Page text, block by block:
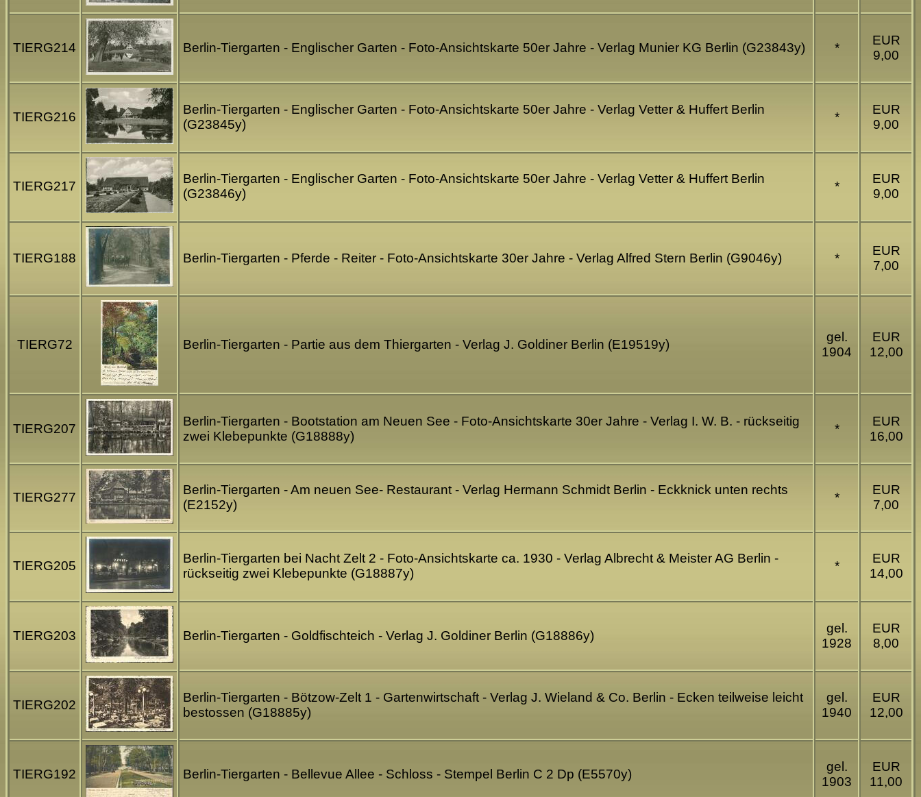
TIERG214 Berlin-Tiergarten - Englischer Garten - Foto-Ansichtskarte 50er Jahre - Verlag Munier KG Berlin (G23843y) *
EUR
9,00
TIERG216
Berlin-Tiergarten - Englischer Garten - Foto-Ansichtskarte 50er Jahre - Verlag Vetter & Huffert Berlin
(G23845y)
*
EUR
9,00
TIERG217
Berlin-Tiergarten - Englischer Garten - Foto-Ansichtskarte 50er Jahre - Verlag Vetter & Huffert Berlin
(G23846y)
*
EUR
9,00
TIERG188 Berlin-Tiergarten - Pferde - Reiter - Foto-Ansichtskarte 30er Jahre - Verlag Alfred Stern Berlin (G9046y) *
EUR
7,00
TIERG72 Berlin-Tiergarten - Partie aus dem Thiergarten - Verlag J. Goldiner Berlin (E19519y)
gel.
1904
EUR
12,00
TIERG207
Berlin-Tiergarten - Bootstation am Neuen See - Foto-Ansichtskarte 30er Jahre - Verlag I. W. B. - rückseitig
zwei Klebepunkte (G18888y)
*
EUR
16,00
TIERG277
Berlin-Tiergarten - Am neuen See- Restaurant - Verlag Hermann Schmidt Berlin - Eckknick unten rechts
(E2152y)
*
EUR
7,00
TIERG205
Berlin-Tiergarten bei Nacht Zelt 2 - Foto-Ansichtskarte ca. 1930 - Verlag Albrecht & Meister AG Berlin -
rückseitig zwei Klebepunkte (G18887y)
*
EUR
14,00
TIERG203 Berlin-Tiergarten - Goldfischteich - Verlag J. Goldiner Berlin (G18886y)
gel.
1928
EUR
8,00
TIERG202
Berlin-Tiergarten - Bötzow-Zelt 1 - Gartenwirtschaft - Verlag J. Wieland & Co. Berlin - Ecken teilweise leicht
bestossen (G18885y)
gel.
1940
EUR
12,00
TIERG192 Berlin-Tiergarten - Bellevue Allee - Schloss - Stempel Berlin C 2 Dp (E5570y)
gel.
1903
EUR
11,00